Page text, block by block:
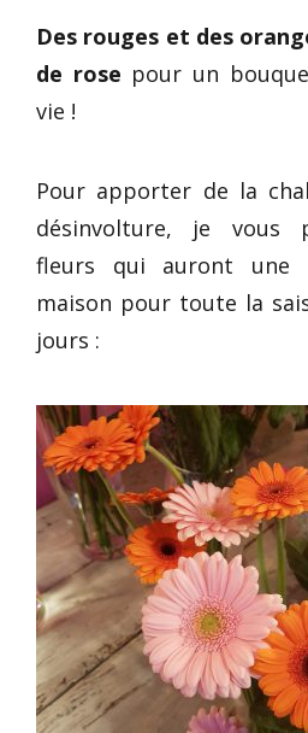
Des rouges et des
de rose pour un
vie !
Pour apporter de la
désinvolture, je vous
fleurs qui auront une
maison pour toute la
jours :